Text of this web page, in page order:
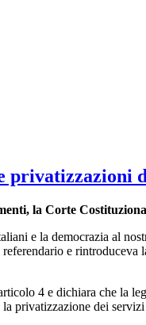
privatizzazioni
la Corte
e la democrazia al
e
4 e dichiara che la
privatizzazione dei